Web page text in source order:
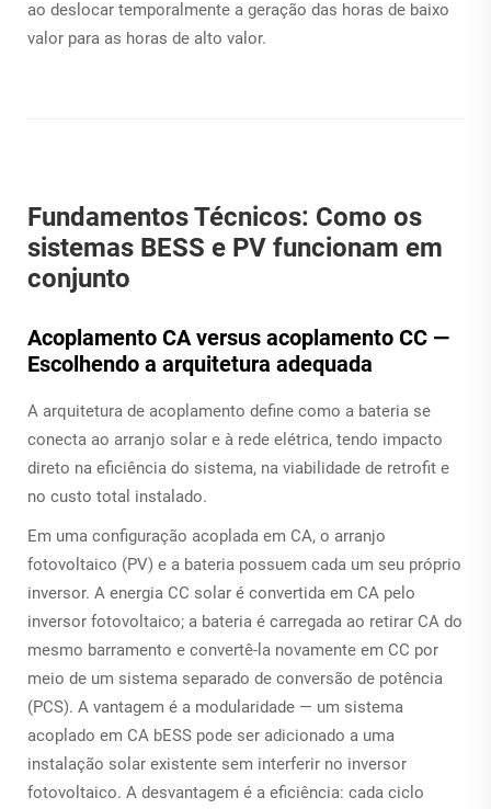
ao deslocar temporalmente a geração das horas de baixo
valor para as horas de alto valor.
Fundamentos Técnicos: Como os
sistemas BESS e PV funcionam em
conjunto
Acoplamento CA versus acoplamento CC —
Escolhendo a arquitetura adequada
A arquitetura de acoplamento define como a bateria se
conecta ao arranjo solar e à rede elétrica, tendo impacto
direto na eficiência do sistema, na viabilidade de retrofit e
no custo total instalado.
Em uma configuração acoplada em CA, o arranjo
fotovoltaico (PV) e a bateria possuem cada um seu próprio
inversor. A energia CC solar é convertida em CA pelo
inversor fotovoltaico; a bateria é carregada ao retirar CA do
mesmo barramento e convertê-la novamente em CC por
meio de um sistema separado de conversão de potência
(PCS). A vantagem é a modularidade — um sistema
acoplado em CA bESS pode ser adicionado a uma
instalação solar existente sem interferir no inversor
fotovoltaico. A desvantagem é a eficiência: cada ciclo